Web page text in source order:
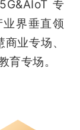
专
界垂直领
业专场、
育专场。